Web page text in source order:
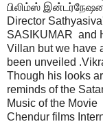
பிலிம்ஸ்
Director
SASIKUMAR and
Villan but we have
been unveiled
Though his looks
reminds of the
Music of the
Chendur films